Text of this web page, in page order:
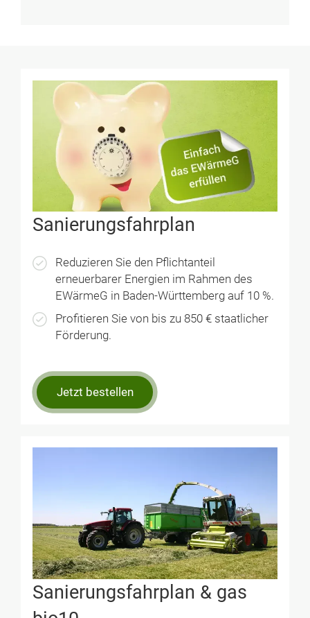
Sanierungsfahrplan
Reduzieren Sie den Pflichtanteil
erneuerbarer Energien im Rahmen des
EWärmeG in Baden-Württemberg auf 10 %.
Profitieren Sie von bis zu 850 € staatlicher
Förderung.
Jetzt bestellen
Sanierungsfahrplan & gas